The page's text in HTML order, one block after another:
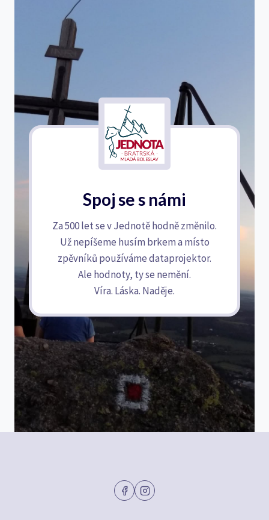
Spoj se s námi
Za 500 let se v Jednotě hodně změnilo.
Už nepíšeme husím brkem a místo
zpěvníků používáme dataprojektor.
Ale hodnoty, ty se nemění.
Víra. Láska. Naděje.